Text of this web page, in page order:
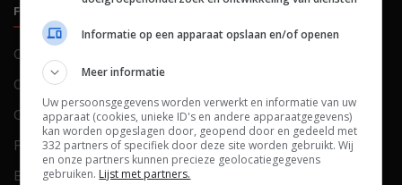
FILMTOTAAL
Contact
Over ons
Colofon
FAQ
Blog
Cookies
Cookievoorkeuren
Informatie op een apparaat opslaan en/of openen
Meer informatie
Uw persoonsgegevens worden verwerkt en informatie van uw
apparaat (cookies, unieke ID's en andere apparaatgegevens)
kan worden opgeslagen door, geopend door en gedeeld met
332 partners of specifiek door deze site worden gebruikt. Wij
en onze partners kunnen precieze geolocatiegegevens
gebruiken. Lijst met partners.